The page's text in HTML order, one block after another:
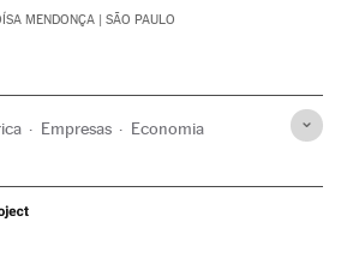
MENDONÇA | SÃO PAULO
Empresas Economia